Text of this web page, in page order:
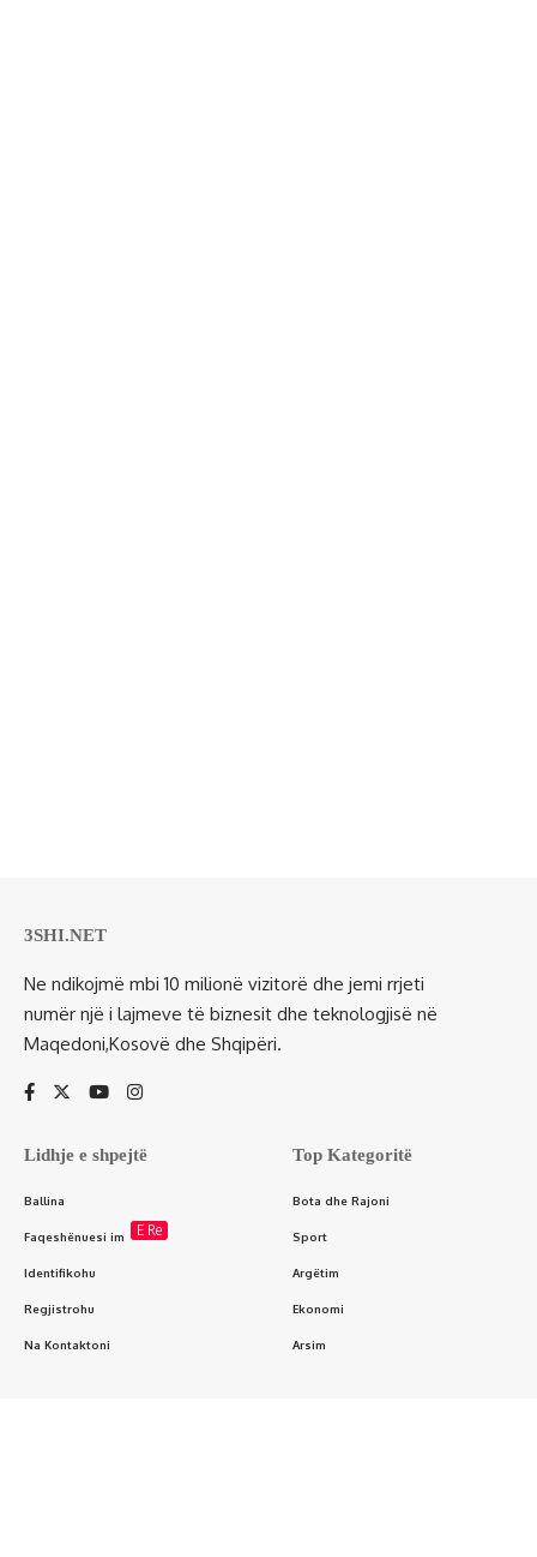
3SHI.NET
Ne ndikojmë mbi 10 milionë vizitorë dhe jemi rrjeti
numër një i lajmeve të biznesit dhe teknologjisë në
Maqedoni,Kosovë dhe Shqipëri.
Lidhje e shpejtë
Ballina
Faqeshënuesi im E Re
Identifikohu
Regjistrohu
Na Kontaktoni
Top Kategoritë
Bota dhe Rajoni
Sport
Argëtim
Ekonomi
Arsim